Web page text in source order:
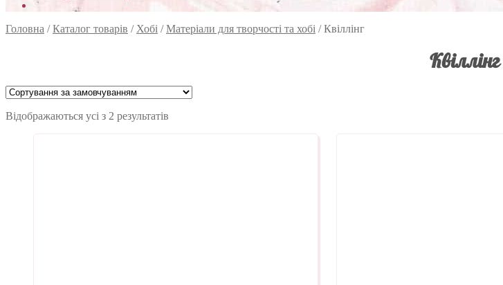
Головна /Каталог товарів / Хобі /Матеріали для творчості та хобі /Квіллінг
Квіллінг
Відображаються усі з 2 результатів